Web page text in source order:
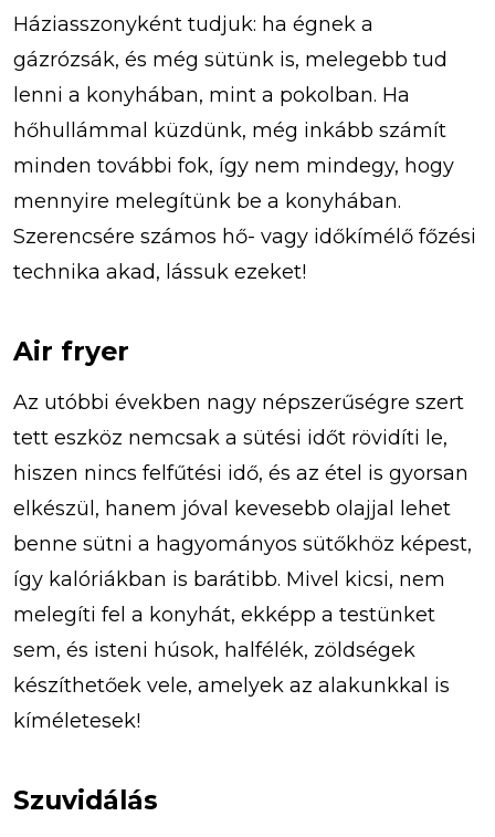
Háziasszonyként tudjuk: ha égnek a
gázrózsák, és még sütünk is, melegebb tud
lenni a konyhában, mint a pokolban. Ha
hőhullámmal küzdünk, még inkább számít
minden további fok, így nem mindegy, hogy
mennyire melegítünk be a konyhában.
Szerencsére számos hő- vagy időkímélő főzési
technika akad, lássuk ezeket!
Air fryer
Az utóbbi években nagy népszerűségre szert
tett eszköz nemcsak a sütési időt rövidíti le,
hiszen nincs felfűtési idő, és az étel is gyorsan
elkészül, hanem jóval kevesebb olajjal lehet
benne sütni a hagyományos sütőkhöz képest,
így kalóriákban is barátibb. Mivel kicsi, nem
melegíti fel a konyhát, ekképp a testünket
sem, és isteni húsok, halfélék, zöldségek
készíthetőek vele, amelyek az alakunkkal is
kíméletesek!
Szuvidálás